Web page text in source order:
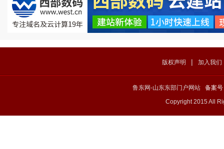
版权声明 | 加入我们
鲁东网-山东东部门户网站 备案
Copyright 2015 All